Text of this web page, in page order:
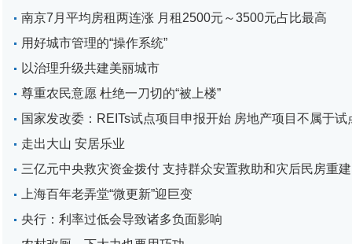
南京7月平均房租两连涨 月租2500元～3500元占比最高
用好城市管理的“操作系统”
以治理升级共建美丽城市
尊重农民意愿 杜绝一刀切的“被上楼”
国家发改委：REITs试点项目申报开始 房地产项目不属于试
走出大山 安居乐业
三亿元中央救灾资金拨付 支持群众安置救助和灾后民房重建
上海百年老弄堂“微更新”迎巨变
央行：利率过低会导致诸多负面影响